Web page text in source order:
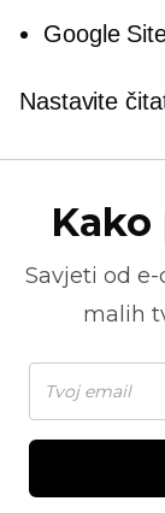
Google
Nastavite
Savjeti od e-
malih